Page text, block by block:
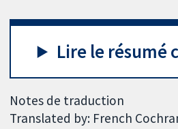
Lire le résumé
Notes de traduction
Translated by: French